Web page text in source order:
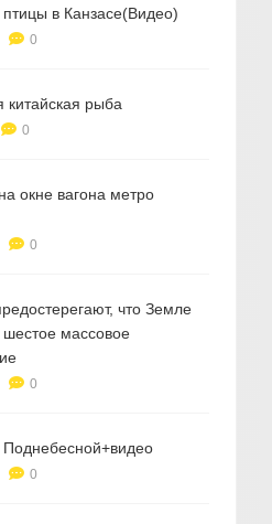
в Канзасе(Видео)
0
китайская рыба
0
окне вагона метро
0
что Земле
шестое массовое
0
0